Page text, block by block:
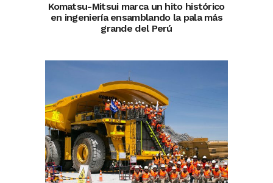
Komatsu-Mitsui marca un hito histórico
en ingeniería ensamblando la pala más
grande del Perú